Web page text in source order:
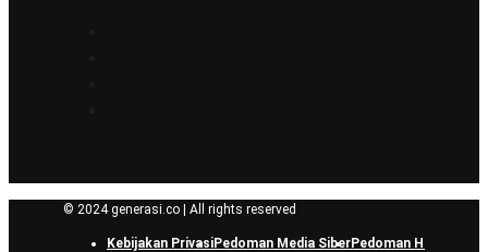
© 2024 generasi.co | All rights reserved
Kebijakan PrivasiPedoman Media SiberPedoman Hak Jawab